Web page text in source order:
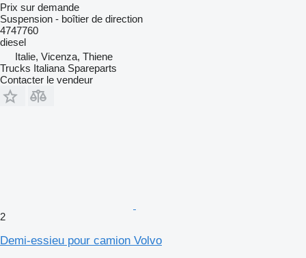
Prix sur demande
Suspension - boîtier de direction
4747760
diesel
Italie, Vicenza, Thiene
Trucks Italiana Spareparts
Contacter le vendeur
2
Demi-essieu pour camion Volvo